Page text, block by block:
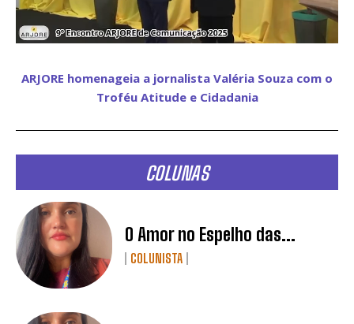
ARJORE homenageia a jornalista Valéria Souza com o
Troféu Atitude e Cidadania
COLUNAS
O Amor no Espelho das...
COLUNISTA